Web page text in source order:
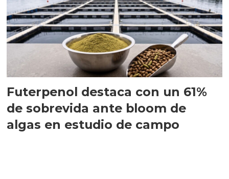
Futerpenol destaca con un 61%
de sobrevida ante bloom de
algas en estudio de campo